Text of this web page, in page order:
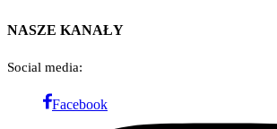
NASZE KANAŁY
Social media:
Facebook